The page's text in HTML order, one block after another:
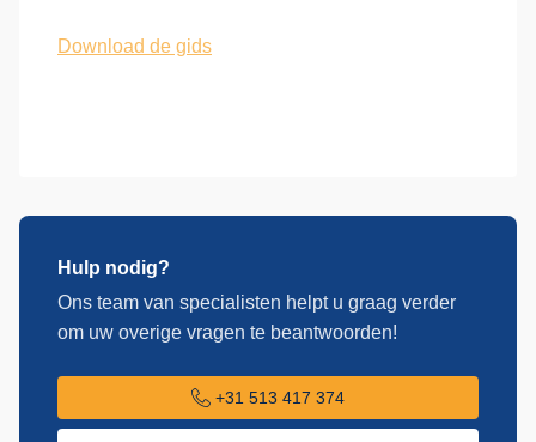
Download de gids
Hulp nodig?
Ons team van specialisten helpt u graag verder
om uw overige vragen te beantwoorden!
+31 513 417 374